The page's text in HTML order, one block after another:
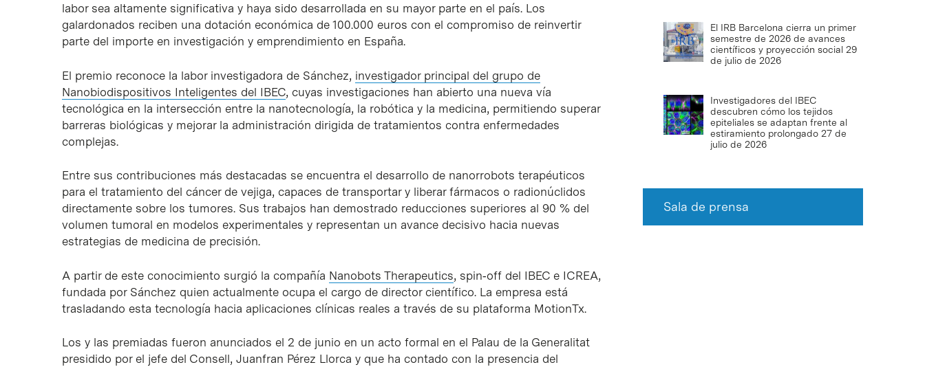
labor sea altamente significativa y haya sido desarrollada en su mayor parte en el país. Los
galardonados reciben una dotación económica de 100.000 euros con el compromiso de reinvertir
parte del importe en investigación y emprendimiento en España.
El premio reconoce la labor investigadora de Sánchez, investigador principal del grupo de
Nanobiodispositivos Inteligentes del IBEC, cuyas investigaciones han abierto una nueva vía
tecnológica en la intersección entre la nanotecnología, la robótica y la medicina, permitiendo superar
barreras biológicas y mejorar la administración dirigida de tratamientos contra enfermedades
complejas.
Entre sus contribuciones más destacadas se encuentra el desarrollo de nanorrobots terapéuticos
para el tratamiento del cáncer de vejiga, capaces de transportar y liberar fármacos o radionúclidos
directamente sobre los tumores. Sus trabajos han demostrado reducciones superiores al 90 % del
volumen tumoral en modelos experimentales y representan un avance decisivo hacia nuevas
estrategias de medicina de precisión.
A partir de este conocimiento surgió la compañía Nanobots Therapeutics, spin‑off del IBEC e ICREA,
fundada por Sánchez quien actualmente ocupa el cargo de director científico. La empresa está
trasladando esta tecnología hacia aplicaciones clínicas reales a través de su plataforma MotionTx.
Los y las premiadas fueron anunciados el 2 de junio en un acto formal en el Palau de la Generalitat
presidido por el jefe del Consell, Juanfran Pérez Llorca y que ha contado con la presencia del
El IRB Barcelona cierra un primer
semestre de 2026 de avances
científicos y proyección social 29
de julio de 2026
Investigadores del IBEC
descubren cómo los tejidos
epiteliales se adaptan frente al
estiramiento prolongado 27 de
julio de 2026
Sala de prensa